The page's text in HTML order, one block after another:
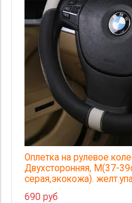
Оплетка на рулевое
Двухсторонняя, М(37-
серая,экокожа).
690 руб